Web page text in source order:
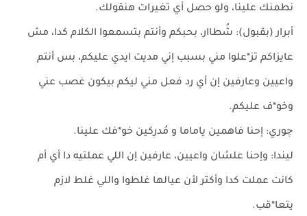
نطمنك علينا، ولو حصل أي تغيرات هنقولك.
أبرار (بقبول): شُطاار، بحبكم وأنتم بتسمعوا الكلام كدا، مش
عايزاكم تز*علوا مني بسبب إني مديت ايدي عليكم، بس أنتم
واعيين وعارفين إن أي رد فعل مني ليكم بيكون غصب عني
وخو*ف عليكم.
چوري: إحنا فاهمين ياماما و مُدركين خو*فك علينا.
ليندا: وإحنا علشان واعيين، عارفين إن اللي عملتيه دا أي أم
كانت عملت كدا وأكتر لأن عيالها غلطوا واللي غلط لازم
يتعا*قب.